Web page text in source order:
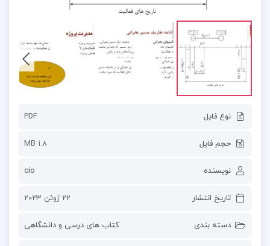
نوع فایل PDF
حجم فایل 1.8 MB
نویسنده cio
تاریخ انتشار 22 ژوئن 2023
دسته بندی کتاب های درسی و دانشگاهی